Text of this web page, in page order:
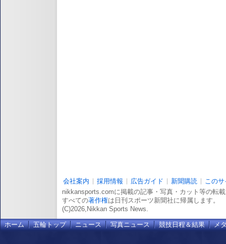
会社案内 採用情報 広告ガイド 新聞購読
この
nikkansports.comに掲載の記事・写真・カット等の転
すべての著作権は日刊スポーツ新聞社に帰属します。
(C)2026,Nikkan Sports News.
ホーム 五輪トップ ニュース 写真ニュース 競技日程＆結果 メ